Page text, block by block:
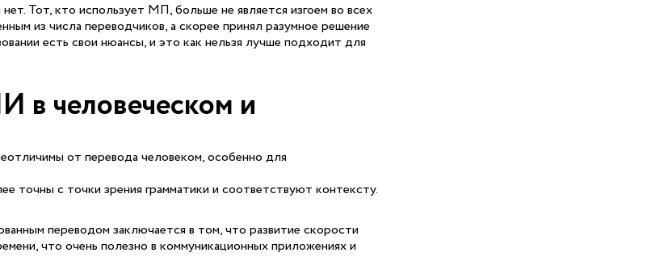
Тот, кто использует MП, больше не является изгоем во всех
из числа переводчиков, а скорее принял разумное решение
есть свои нюансы, и это как нельзя лучше подходит для
в человеческом и
от перевода человеком, особенно для
с точки зрения грамматики и соответствуют контексту.
переводом заключается в том, что развитие скорости
что очень полезно в коммуникационных приложениях и